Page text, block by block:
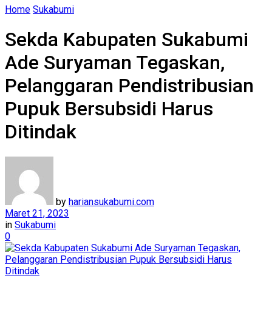
Home Sukabumi
Sekda Kabupaten Sukabumi
Ade Suryaman Tegaskan,
Pelanggaran Pendistribusian
Pupuk Bersubsidi Harus
Ditindak
by hariansukabumi.com
Maret 21, 2023
in Sukabumi
0